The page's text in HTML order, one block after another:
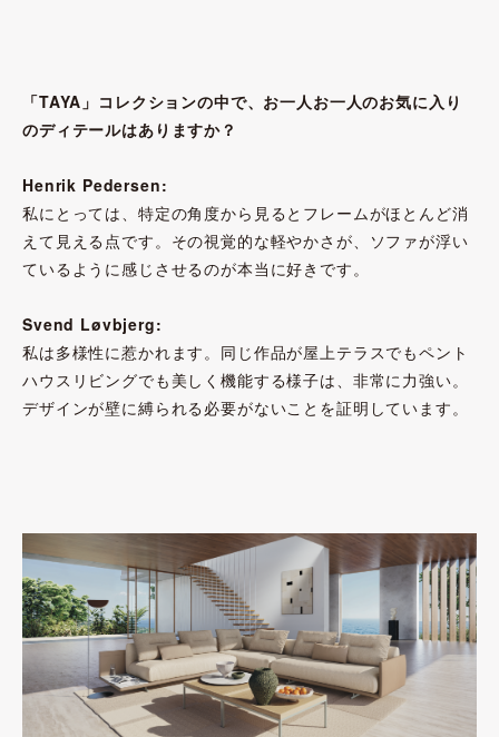
「TAYA」コレクションの中で、お一人お一人のお気に入り
のディテールはありますか？
Henrik Pedersen:
私にとっては、特定の角度から見るとフレームがほとんど消
えて見える点です。その視覚的な軽やかさが、ソファが浮い
ているように感じさせるのが本当に好きです。
Svend Løvbjerg:
私は多様性に惹かれます。同じ作品が屋上テラスでもペント
ハウスリビングでも美しく機能する様子は、非常に力強い。
デザインが壁に縛られる必要がないことを証明しています。